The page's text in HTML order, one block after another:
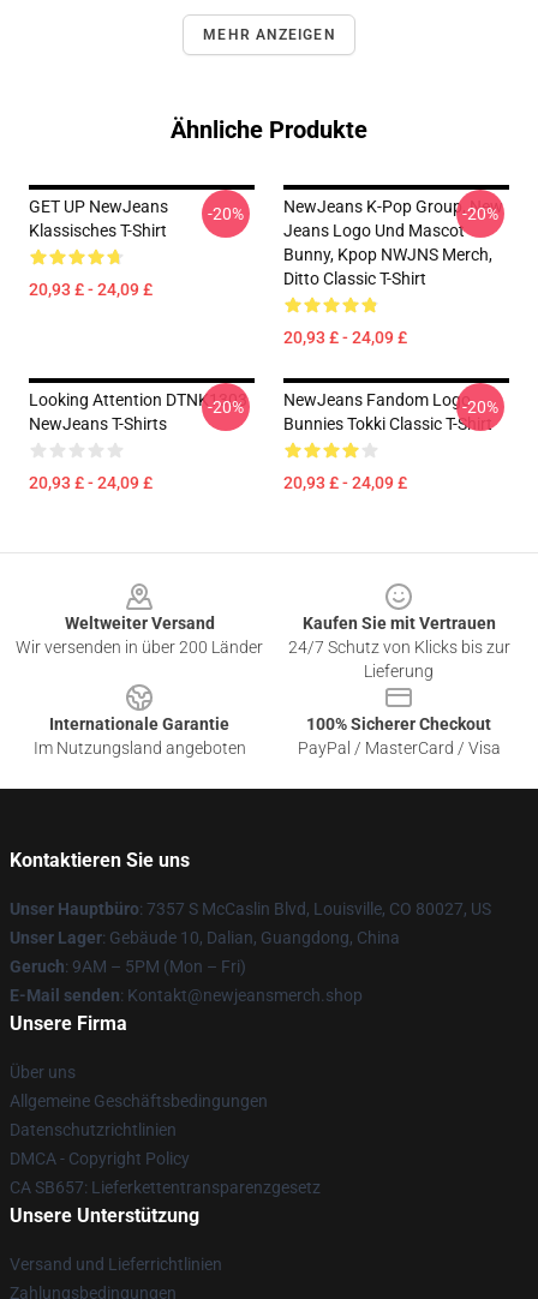
MEHR ANZEIGEN
Ähnliche Produkte
GET UP NewJeans
Klassisches T-Shirt
20,93 £ - 24,09 £
-20%
NewJeans K-Pop Group, New
Jeans Logo Und Mascot
Bunny, Kpop NWJNS Merch,
Ditto Classic T-Shirt
20,93 £ - 24,09 £
-20%
Looking Attention DTNK1303
NewJeans T-Shirts
20,93 £ - 24,09 £
-20%
NewJeans Fandom Logo
Bunnies Tokki Classic T-Shirt
20,93 £ - 24,09 £
-20%
Weltweiter Versand
Wir versenden in über 200 Länder
Kaufen Sie mit Vertrauen
24/7 Schutz von Klicks bis zur
Lieferung
Internationale Garantie
Im Nutzungsland angeboten
100% Sicherer Checkout
PayPal / MasterCard / Visa
Kontaktieren Sie uns
Unser Hauptbüro: 7357 S McCaslin Blvd, Louisville, CO 80027, US
Unser Lager: Gebäude 10, Dalian, Guangdong, China
Geruch: 9AM – 5PM (Mon – Fri)
E-Mail senden: Kontakt@newjeansmerch.shop
Unsere Firma
Über uns
Allgemeine Geschäftsbedingungen
Datenschutzrichtlinien
DMCA - Copyright Policy
CA SB657: Lieferkettentransparenzgesetz
Unsere Unterstützung
Versand und Lieferrichtlinien
Zahlungsbedingungen